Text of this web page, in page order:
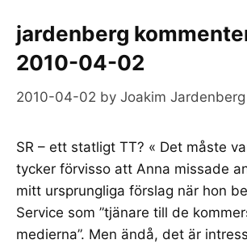
jardenberg
2010-04-02
2010-04-02 by Joakim Jardenberg
SR – ett statligt TT? « Det måste
tycker förvisso att Anna missade
mitt ursprungliga förslag när hon
Service som ”tjänare till de
medierna”. Men ändå, det är